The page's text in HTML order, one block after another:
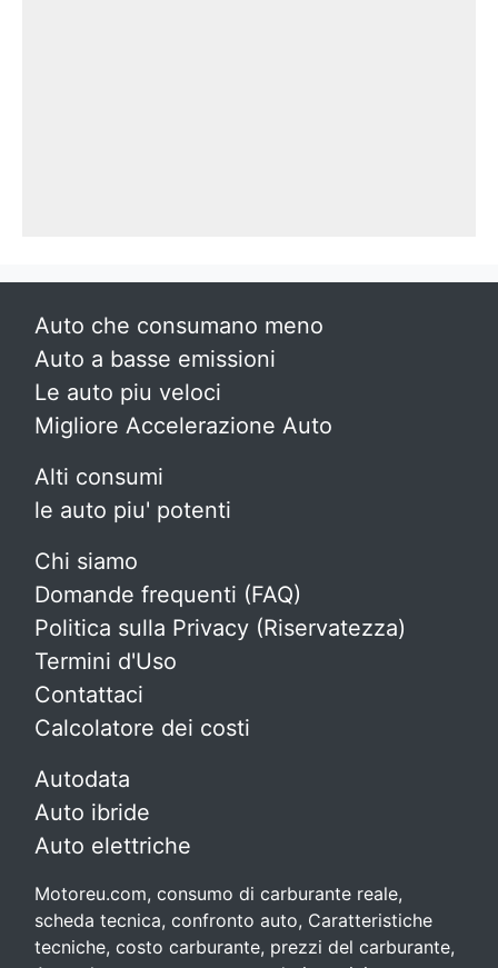
Auto che consumano meno
Auto a basse emissioni
Le auto piu veloci
Migliore Accelerazione Auto
Alti consumi
le auto piu' potenti
Chi siamo
Domande frequenti (FAQ)
Politica sulla Privacy (Riservatezza)
Termini d'Uso
Contattaci
Calcolatore dei costi
Autodata
Auto ibride
Auto elettriche
Motoreu.com, consumo di carburante reale,
scheda tecnica, confronto auto, Caratteristiche
tecniche, costo carburante, prezzi del carburante,